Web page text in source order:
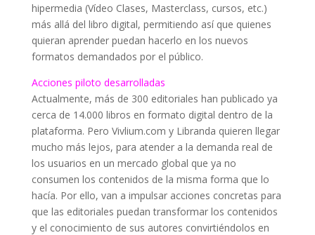
hipermedia (Vídeo Clases, Masterclass, cursos, etc.)
más allá del libro digital, permitiendo así que quienes
quieran aprender puedan hacerlo en los nuevos
formatos demandados por el público.
Acciones piloto desarrolladas
Actualmente, más de 300 editoriales han publicado ya
cerca de 14.000 libros en formato digital dentro de la
plataforma. Pero Vivlium.com y Libranda quieren llegar
mucho más lejos, para atender a la demanda real de
los usuarios en un mercado global que ya no
consumen los contenidos de la misma forma que lo
hacía. Por ello, van a impulsar acciones concretas para
que las editoriales puedan transformar los contenidos
y el conocimiento de sus autores convirtiéndolos en